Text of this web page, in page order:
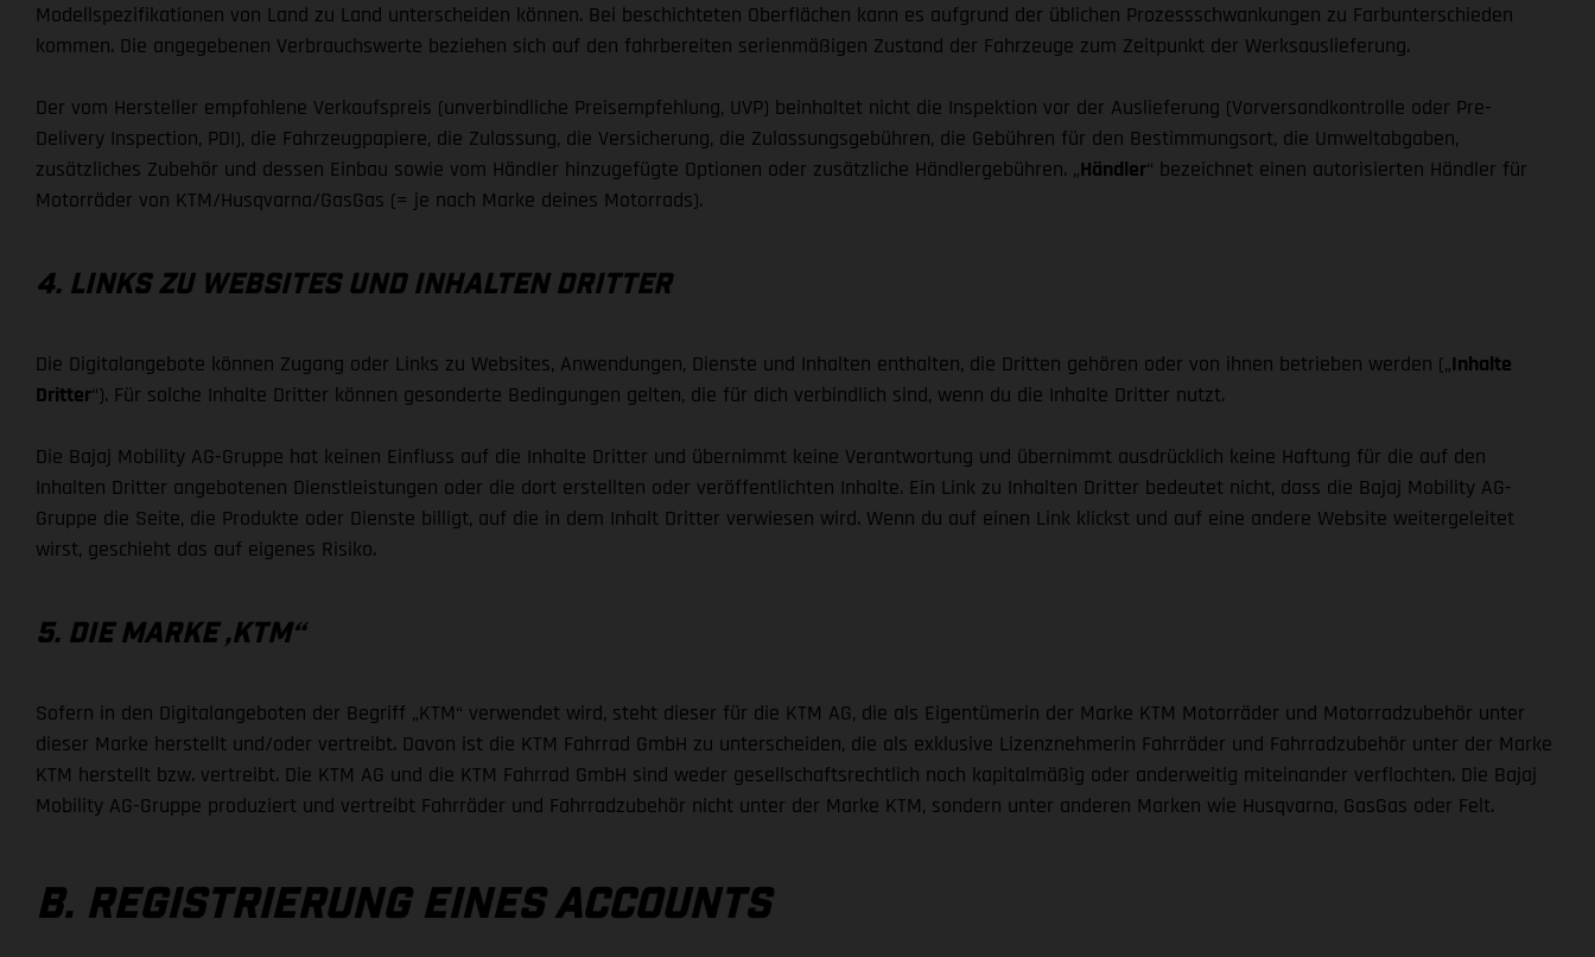
Modellspezifikationen von Land zu Land unterscheiden können. Bei beschichteten Oberflächen kann es aufgrund der üblichen Prozessschwankungen zu Farbunterschieden
kommen. Die angegebenen Verbrauchswerte beziehen sich auf den fahrbereiten serienmäßigen Zustand der Fahrzeuge zum Zeitpunkt der Werksauslieferung.
Der vom Hersteller empfohlene Verkaufspreis (unverbindliche Preisempfehlung, UVP) beinhaltet nicht die Inspektion vor der Auslieferung (Vorversandkontrolle oder Pre-
Delivery Inspection, PDI), die Fahrzeugpapiere, die Zulassung, die Versicherung, die Zulassungsgebühren, die Gebühren für den Bestimmungsort, die Umweltabgaben,
zusätzliches Zubehör und dessen Einbau sowie vom Händler hinzugefügte Optionen oder zusätzliche Händlergebühren. „Händler“ bezeichnet einen autorisierten Händler für
Motorräder von KTM/Husqvarna/GasGas (= je nach Marke deines Motorrads).
4. LINKS ZU WEBSITES UND INHALTEN DRITTER
Die Digitalangebote können Zugang oder Links zu Websites, Anwendungen, Dienste und Inhalten enthalten, die Dritten gehören oder von ihnen betrieben werden („Inhalte
Dritter“). Für solche Inhalte Dritter können gesonderte Bedingungen gelten, die für dich verbindlich sind, wenn du die Inhalte Dritter nutzt.
Die Bajaj Mobility AG-Gruppe hat keinen Einfluss auf die Inhalte Dritter und übernimmt keine Verantwortung und übernimmt ausdrücklich keine Haftung für die auf den
Inhalten Dritter angebotenen Dienstleistungen oder die dort erstellten oder veröffentlichten Inhalte. Ein Link zu Inhalten Dritter bedeutet nicht, dass die Bajaj Mobility AG-
Gruppe die Seite, die Produkte oder Dienste billigt, auf die in dem Inhalt Dritter verwiesen wird. Wenn du auf einen Link klickst und auf eine andere Website weitergeleitet
wirst, geschieht das auf eigenes Risiko.
5. DIE MARKE „KTM“
Sofern in den Digitalangeboten der Begriff „KTM“ verwendet wird, steht dieser für die KTM AG, die als Eigentümerin der Marke KTM Motorräder und Motorradzubehör unter
dieser Marke herstellt und/oder vertreibt. Davon ist die KTM Fahrrad GmbH zu unterscheiden, die als exklusive Lizenznehmerin Fahrräder und Fahrradzubehör unter der Marke
KTM herstellt bzw. vertreibt. Die KTM AG und die KTM Fahrrad GmbH sind weder gesellschaftsrechtlich noch kapitalmäßig oder anderweitig miteinander verflochten. Die Bajaj
Mobility AG-Gruppe produziert und vertreibt Fahrräder und Fahrradzubehör nicht unter der Marke KTM, sondern unter anderen Marken wie Husqvarna, GasGas oder Felt.
B. REGISTRIERUNG EINES ACCOUNTS